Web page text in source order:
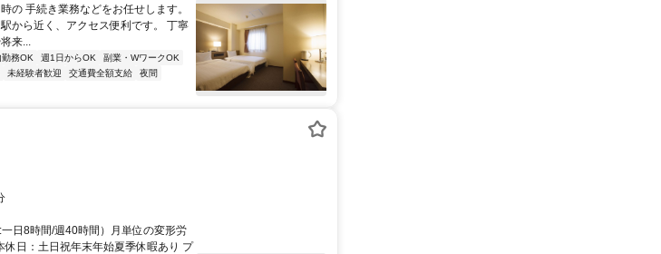
の 手続き業務などをお任せします。
から近く、アクセス便利です。 丁寧
来...
務OK 週1日からOK
副業・WワークOK
未経験者歓迎 交通費全額支給
夜間
日8時間/週40時間）月単位の変形労
日：土日祝年末年始夏季休暇あり プ